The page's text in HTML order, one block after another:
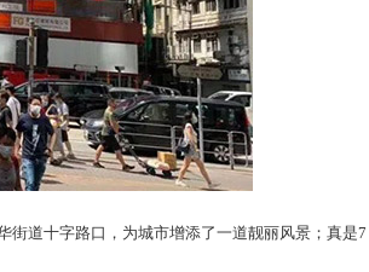
道十字路口，为城市增添了一道靓丽风景；真是7